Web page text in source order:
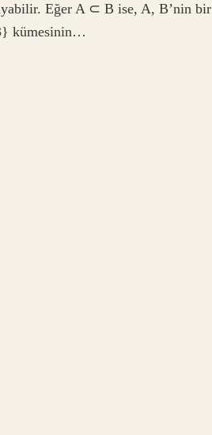
Eğer A ⊂ B ise, A, B’nin bir
kümesinin…